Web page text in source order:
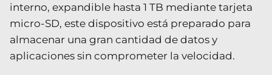
interno, expandible hasta 1 TB mediante tarjeta
micro-SD, este dispositivo está preparado para
almacenar una gran cantidad de datos y
aplicaciones sin comprometer la velocidad.